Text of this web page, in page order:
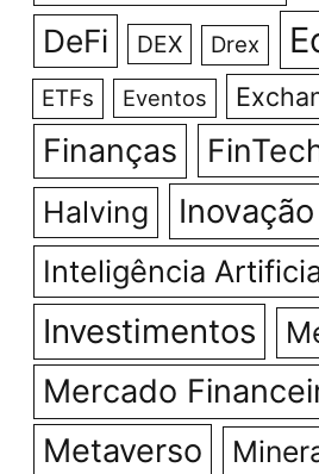
DeFi DEX Drex
ETFs Eventos
Finanças
Halving Inovação
Inteligência
Investimentos
Mercado
Metaverso